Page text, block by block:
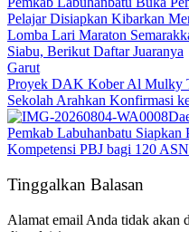
Pelajar Disiapkan Kibarkan
Lomba Lari Maraton
Siabu, Berikut Daftar Juaranya
Garut
Proyek DAK Kober Al Mulky
Sekolah Arahkan Konfirmasi
Pemkab Labuhanbatu
Kompetensi PBJ bagi 120 ASN
Tinggalkan Balasan
Alamat email Anda tidak akan